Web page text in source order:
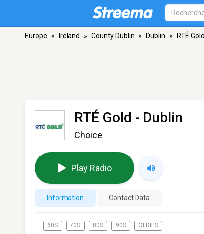
Europe » Ireland » County Dublin » Dublin » RTÉ Gold
RTÉ Gold - Dublin
Choice
Play Radio
Information Contact Data
60S 70S 80S 90S OLDIES